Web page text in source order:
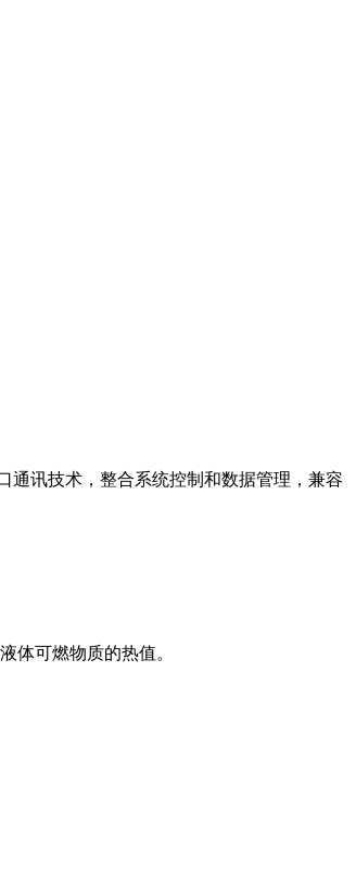
通讯技术，整合系统控制和数据管理，兼容
体可燃物质的热值。